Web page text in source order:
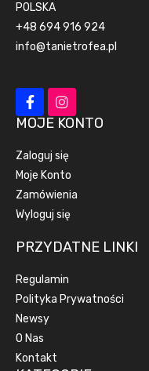
POLSKA
+48 694 916 924
info@tanietrofea.pl
MOJE KONTO
Zaloguj się
Moje Konto
Zamówienia
Wyloguj się
PRZYDATNE LINKI
Regulamin
Polityka Prywatności
Newsy
O Nas
Kontakt